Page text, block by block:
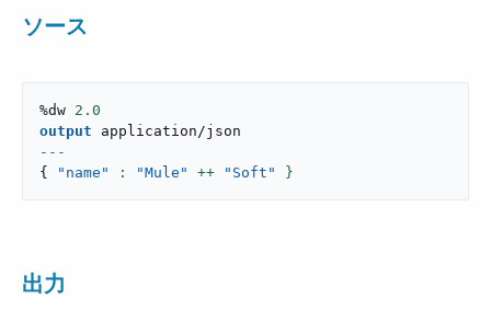
ソース
%dw 2.0
output
application/json
---
{
"name" : "Mule" ++ "Soft" }
出力